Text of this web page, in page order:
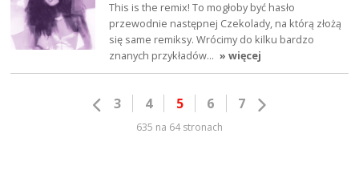
This is the remix! To mogłoby być hasło
przewodnie następnej Czekolady, na którą złożą
się same remiksy. Wrócimy do kilku bardzo
znanych przykładów… » więcej
3 4 5 6 7
635 na 64 stronach